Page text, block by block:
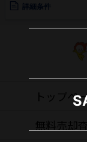
詳細条件
トップペ
無料売却